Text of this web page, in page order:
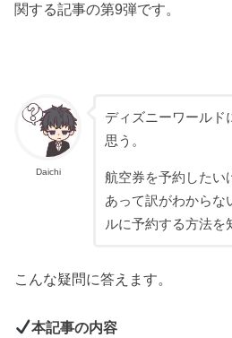
関する記事の第9弾です。
Daichi
ディズニーワールド
思う。
航空券を予約したい
あって訳がわからな
ルに予約する方法を
こんな疑問に答えます。
本記事の内容